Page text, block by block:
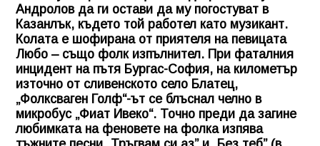
Андролов да ги остави да му погостуват в
Казанлък, където той работел като музикант.
Колата е шофирана от приятеля на певицата
Любо – също фолк изпълнител. При фаталния
инцидент на пътя Бургас-София, на километър
източно от сливенското село Блатец,
„Фолксваген Голф“-ът се блъснал челно в
микробус „Фиат Ивеко“. Точно преди да загине
любимката на феновете на фолка изпява